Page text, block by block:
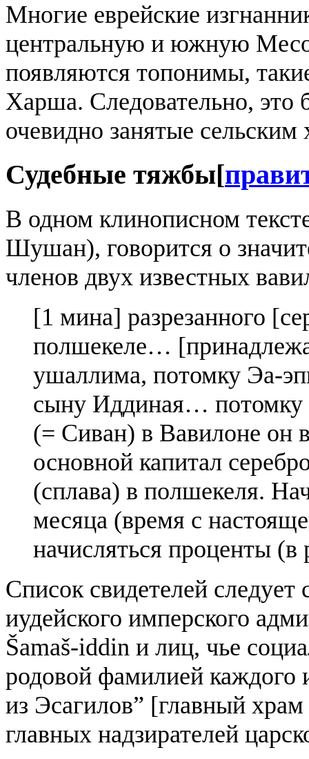
Многие еврейские
центральную и южную
появляются топонимы,
Харша. Следовательно, это
очевидно занятые сельским
Судебные тяжбы[
В одном клинописном
Шушан), говорится о
членов двух известных
[1 мина] разрезанного
полшекеле…
ушаллима, потомку Эа-
сыну Иддиная… потомку
(= Сиван) в Вавилоне он
основной капитал
(сплава) в полшекеля.
месяца (время с
начисляться проценты
Список свидетелей
иудейского имперского
Šamaš-iddin и лиц, чье
родовой фамилией каждого
из Эсагилов” [главный
главных надзирателей